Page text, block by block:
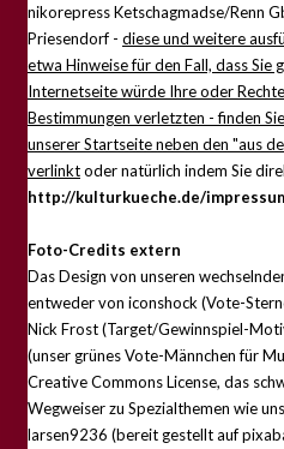
nikorepress Ketschagmadse/Renn
Priesendorf - diese und weitere
etwa Hinweise für den Fall, dass Sie
Internetseite würde Ihre oder
Bestimmungen verletzten - finden
unserer Startseite neben den "aus
verlinktoder natürlich indem Sie
http://kulturkueche.de/
Foto-Credits extern
Das Design von unseren
entweder von iconshock (Vote-
Nick Frost (Target/Gewinnspiel-
(unser grünes Vote-Männchen für
Creative Commons License, das
Wegweiser zu Spezialthemen wie
larsen9236 (bereit gestellt auf